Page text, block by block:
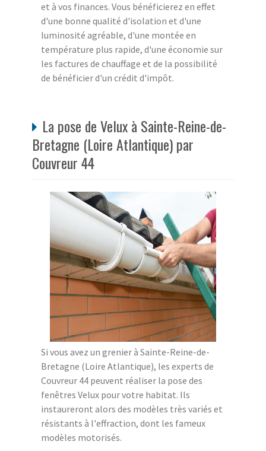
et à vos finances. Vous bénéficierez en effet
d'une bonne qualité d'isolation et d'une
luminosité agréable, d'une montée en
température plus rapide, d'une économie sur
les factures de chauffage et de la possibilité
de bénéficier d'un crédit d'impôt.
La pose de Velux à Sainte-Reine-de-
Bretagne (Loire Atlantique) par
Couvreur 44
Si vous avez un grenier à Sainte-Reine-de-
Bretagne (Loire Atlantique), les experts de
Couvreur 44 peuvent réaliser la pose des
fenêtres Velux pour votre habitat. Ils
instaureront alors des modèles très variés et
résistants à l'effraction, dont les fameux
modèles motorisés.